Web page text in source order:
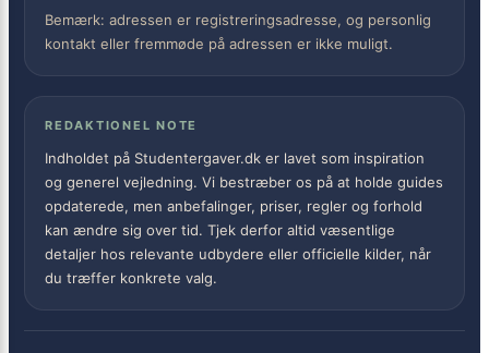
Bemærk: adressen er registreringsadresse, og personlig
kontakt eller fremmøde på adressen er ikke muligt.
REDAKTIONEL NOTE
Indholdet på Studentergaver.dk er lavet som inspiration
og generel vejledning. Vi bestræber os på at holde guides
opdaterede, men anbefalinger, priser, regler og forhold
kan ændre sig over tid. Tjek derfor altid væsentlige
detaljer hos relevante udbydere eller officielle kilder, når
du træffer konkrete valg.